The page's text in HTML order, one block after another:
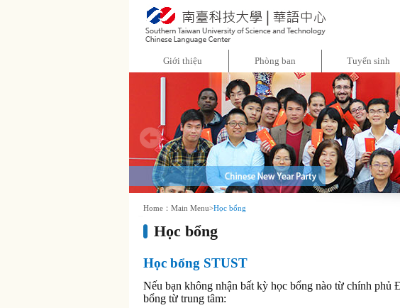
Giới thiệu Phòng ban Tuyển sinh
Home： Main Menu>Học bổng
Học bổng
Học bổng STUST
Nếu bạn không nhận bất kỳ học bổng nào từ chính
bổng từ trung tâm: